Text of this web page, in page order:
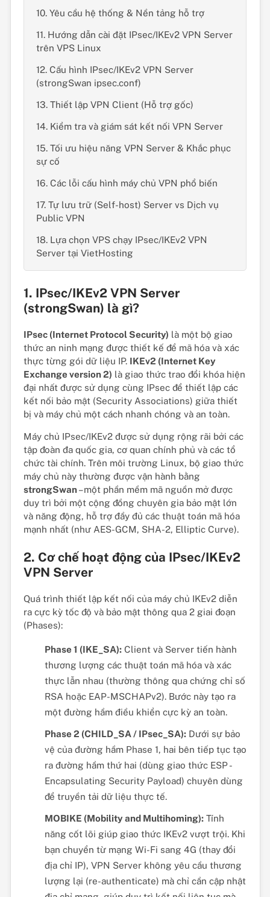
10. Yêu cầu hệ thống & Nền tảng hỗ trợ
11. Hướng dẫn cài đặt IPsec/IKEv2 VPN Server
trên VPS Linux
12. Cấu hình IPsec/IKEv2 VPN Server
(strongSwan ipsec.conf)
13. Thiết lập VPN Client (Hỗ trợ gốc)
14. Kiểm tra và giám sát kết nối VPN Server
15. Tối ưu hiệu năng VPN Server & Khắc phục
sự cố
16. Các lỗi cấu hình máy chủ VPN phổ biến
17. Tự lưu trữ (Self-host) Server vs Dịch vụ
Public VPN
18. Lựa chọn VPS chạy IPsec/IKEv2 VPN
Server tại VietHosting
1. IPsec/IKEv2 VPN Server
(strongSwan) là gì?
IPsec (Internet Protocol Security) là một bộ giao
thức an ninh mạng được thiết kế để mã hóa và xác
thực từng gói dữ liệu IP. IKEv2 (Internet Key
Exchange version 2) là giao thức trao đổi khóa hiện
đại nhất được sử dụng cùng IPsec để thiết lập các
kết nối bảo mật (Security Associations) giữa thiết
bị và máy chủ một cách nhanh chóng và an toàn.
Máy chủ IPsec/IKEv2 được sử dụng rộng rãi bởi các
tập đoàn đa quốc gia, cơ quan chính phủ và các tổ
chức tài chính. Trên môi trường Linux, bộ giao thức
máy chủ này thường được vận hành bằng
strongSwan– một phần mềm mã nguồn mở được
duy trì bởi một cộng đồng chuyên gia bảo mật lớn
và năng động, hỗ trợ đầy đủ các thuật toán mã hóa
mạnh nhất (như AES-GCM, SHA-2, Elliptic Curve).
2. Cơ chế hoạt động của IPsec/IKEv2
VPN Server
Quá trình thiết lập kết nối của máy chủ IKEv2 diễn
ra cực kỳ tốc độ và bảo mật thông qua 2 giai đoạn
(Phases):
Phase 1 (IKE_SA):Client và Server tiến hành
thương lượng các thuật toán mã hóa và xác
thực lẫn nhau (thường thông qua chứng chỉ số
RSA hoặc EAP-MSCHAPv2). Bước này tạo ra
một đường hầm điều khiển cực kỳ an toàn.
Phase 2 (CHILD_SA / IPsec_SA):Dưới sự bảo
vệ của đường hầm Phase 1, hai bên tiếp tục tạo
ra đường hầm thứ hai (dùng giao thức ESP -
Encapsulating Security Payload) chuyên dùng
để truyền tải dữ liệu thực tế.
MOBIKE (Mobility and Multihoming):Tính
năng cốt lõi giúp giao thức IKEv2 vượt trội. Khi
bạn chuyển từ mạng Wi-Fi sang 4G (thay đổi
địa chỉ IP), VPN Server không yêu cầu thương
lượng lại (re-authenticate) mà chỉ cần cập nhật